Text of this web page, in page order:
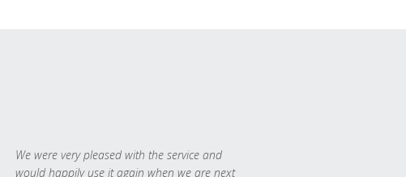
We were very pleased with the service and
would happily use it again when we are next